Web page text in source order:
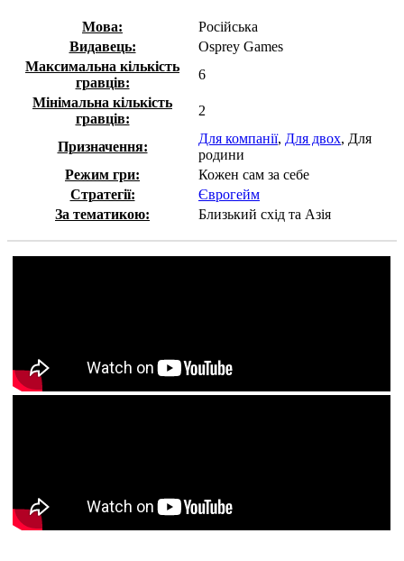
Мова:
Російська
Видавець:
Osprey Games
Максимальна кількість
гравців:
6
Мінімальна кількість
гравців:
2
Призначення:
Для компанії, Для двох, Для
родини
Режим гри:
Кожен сам за себе
Стратегії:
Єврогейм
За тематикою:
Близький схід та Азія